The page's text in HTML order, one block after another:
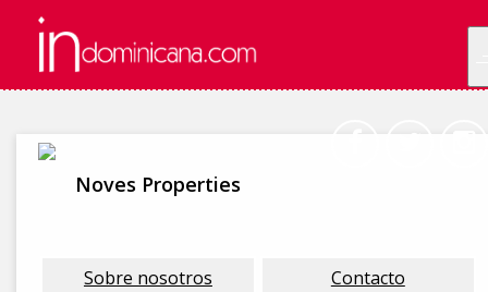
Noves Properties
Sobre nosotros Contacto